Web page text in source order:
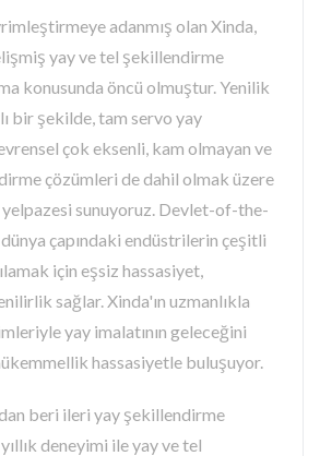
adanmış olan Xinda,
yay ve tel şekillendirme
konusunda öncü olmuştur. Yenilik
bir şekilde, tam servo yay
çok eksenli, kam olmayan ve
çözümleri de dahil olmak üzere
sunuyoruz. Devlet-of-the-
çapındaki endüstrilerin çeşitli
için eşsiz hassasiyet,
sağlar. Xinda'ın uzmanlıkla
yay imalatının geleceğini
hassasiyetle buluşuyor.
beri ileri yay şekillendirme
deneyimi ile yay ve tel